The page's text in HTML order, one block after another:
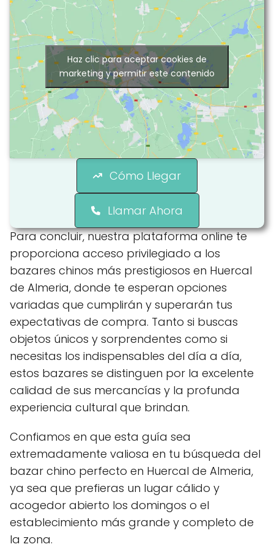
Haz clic para aceptar cookies de
marketing y permitir este contenido
Cómo Llegar
Llamar Ahora
Para concluir, nuestra plataforma online te
proporciona acceso privilegiado a los
bazares chinos más prestigiosos en Huercal
de Almeria, donde te esperan opciones
variadas que cumplirán y superarán tus
expectativas de compra. Tanto si buscas
objetos únicos y sorprendentes como si
necesitas los indispensables del día a día,
estos bazares se distinguen por la excelente
calidad de sus mercancías y la profunda
experiencia cultural que brindan.
Confiamos en que esta guía sea
extremadamente valiosa en tu búsqueda del
bazar chino perfecto en Huercal de Almeria,
ya sea que prefieras un lugar cálido y
acogedor abierto los domingos o el
establecimiento más grande y completo de
la zona.